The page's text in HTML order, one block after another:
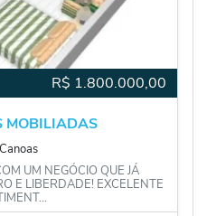
R$ 1.800.000,00
MOBILIADAS
Canoas
UM NEGÓCIO QUE JÁ
E LIBERDADE! EXCELENTE